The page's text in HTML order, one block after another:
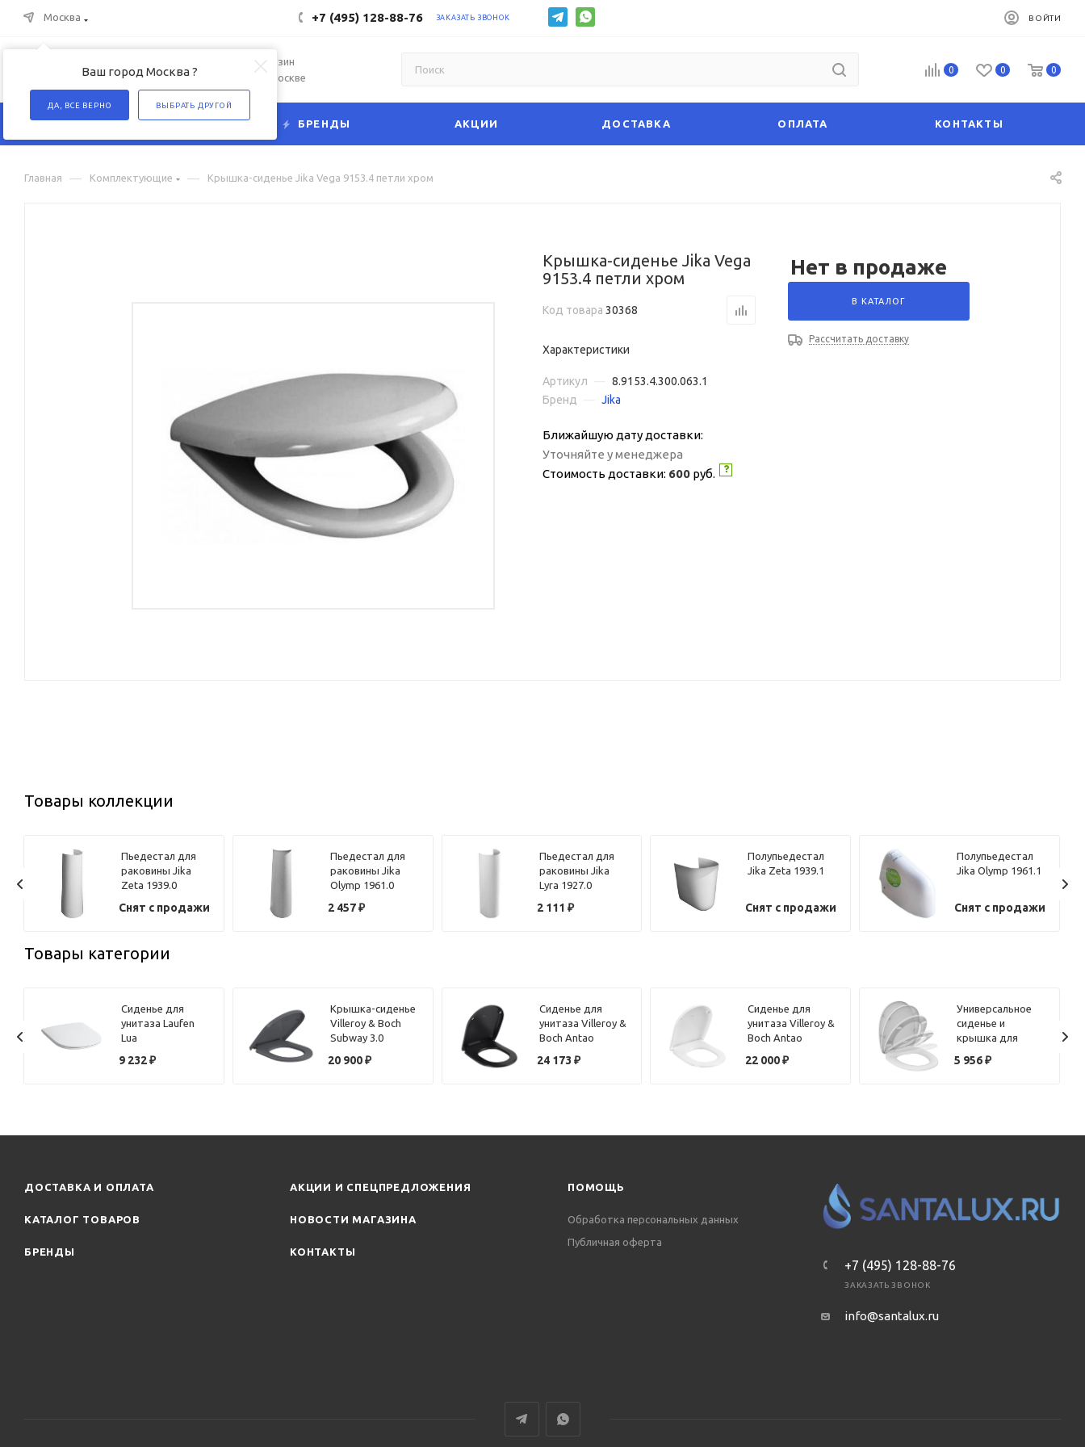
Москва
Ваш город Москва ?
ДА, ВСЕ ВЕРНО ВЫБРАТЬ ДРУГОЙ
+7 (495) 128-88-76 ЗАКАЗАТЬ ЗВОНОК ВОЙТИ
Интернет-магазин
сантехники в Москве
0 0 0
КАТАЛОГ БРЕНДЫ АКЦИИ ДОСТАВКА ОПЛАТА КОНТАКТЫ
Главная — Комплектующие — Крышка-сиденье Jika Vega 9153.4 петли хром
Крышка-сиденье Jika Vega
9153.4 петли хром
Код товара 30368
Характеристики
Артикул
8.9153.4.300.063.1
Бренд
Jika
Ближайшую дату доставки:
Уточняйте у менеджера
Стоимость доставки: 600 руб.
Нет в продаже
В КАТАЛОГ
Рассчитать доставку
Товары коллекции
Пьедестал для
раковины Jika
Zeta 1939.0
Снят с продажи
Пьедестал для
раковины Jika
Olymp 1961.0
2 457₽
Пьедестал для
раковины Jika
Lyra 1927.0
2 111 ₽
Полупьедестал
Jika Zeta 1939.1
Снят с продажи
Полупьедестал
Jika Olymp 1961.1
Снят с продажи
Товары категории
Сиденье для
унитаза Laufen
Lua
петли хром, с
9 232₽
Крышка-сиденье
Villeroy & Boch
Subway 3.0
микролифтом,
20 900₽
Сиденье для
унитаза Villeroy &
Boch Antao
матовый, с
24 173 ₽
Сиденье для
унитаза Villeroy &
Boch Antao
микролифтом
22 000₽
Универсальное
сиденье и
крышка для
овальной формы
5 956₽
ДОСТАВКА И ОПЛАТА
КАТАЛОГ ТОВАРОВ
БРЕНДЫ
АКЦИИ И СПЕЦПРЕДЛОЖЕНИЯ
НОВОСТИ МАГАЗИНА
КОНТАКТЫ
ПОМОЩЬ
Обработка персональных данных
Публичная оферта
+7 (495) 128-88-76
ЗАКАЗАТЬ ЗВОНОК
info@santalux.ru